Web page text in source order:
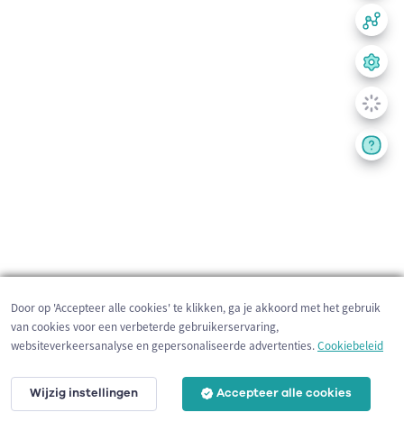
2 km
Door op 'Accepteer alle cookies' te klikken, ga je akkoord met het gebruik
van cookies voor een verbeterde gebruikerservaring,
websiteverkeersanalyse en gepersonaliseerde advertenties.Cookiebeleid
Wijzig instellingen Accepteer alle cookies